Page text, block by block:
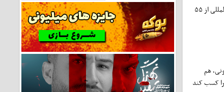
عکاسانی است که از فعالیت‌های تلویزیونی و سینمایی ایالات متحده آمریکا برای رسانه‌های دیداری و نوشتاری گزارش می‌دهند. این انجمن حدود ۱۰۵ عضو ثابت و ۱۰۰ عضو بین المللی از ۵۵
هم
بهترین فیلم خارجی این جایزه را کسب کند